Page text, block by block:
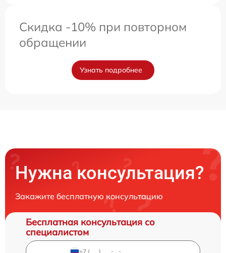
Скидка -10% при повторном
обращении
Узнать подробнее
Нужна консультация?
Закажите бесплатную консультацию
Бесплатная консультация со
специалистом